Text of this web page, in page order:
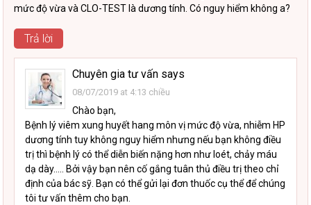
mức độ vừa và CLO-TEST là dương tính. Có nguy hiểm không a?
Trả lời
Chuyên gia tư vấn says
08/07/2019 at 4:13 chiều
Chào bạn,
Bệnh lý viêm xung huyết hang môn vị mức độ vừa, nhiễm HP
dương tính tuy không nguy hiểm nhưng nếu bạn không điều
trị thì bệnh lý có thể diễn biến nặng hơn như loét, chảy máu
dạ dày….. Bởi vậy bạn nên cố gắng tuân thủ điều trị theo chỉ
định của bác sỹ. Bạn có thể gửi lại đơn thuốc cụ thể để chúng
tôi tư vấn thêm cho bạn.